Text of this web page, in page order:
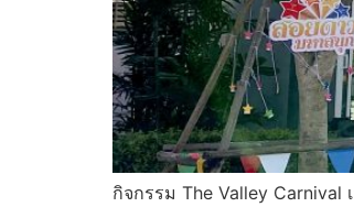
กิจกรรม The Valley Carnival